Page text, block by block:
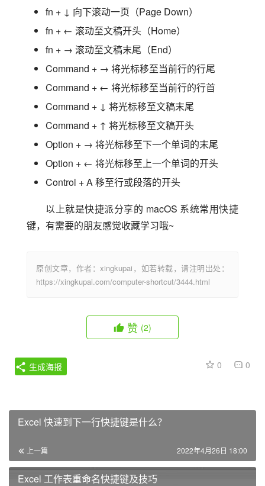
fn + ↓ 向下滚动一页（Page Down）
fn + ← 滚动至文稿开头（Home）
fn + → 滚动至文稿末尾（End）
Command + → 将光标移至当前行的行尾
Command + ← 将光标移至当前行的行首
Command + ↓ 将光标移至文稿末尾
Command + ↑ 将光标移至文稿开头
Option + → 将光标移至下一个单词的末尾
Option + ← 将光标移至上一个单词的开头
Control + A 移至行或段落的开头
以上就是快捷派分享的 macOS 系统常用快捷
键，有需要的朋友感觉收藏学习哦~
原创文章，作者：xingkupai，如若转载，请注明出处：
https://xingkupai.com/computer-shortcut/3444.html
赞 (2)
0 0
生成海报
Excel 快速到下一行快捷键是什么？
上一篇 2022年4月26日 18:00
Excel 工作表重命名快捷键及技巧